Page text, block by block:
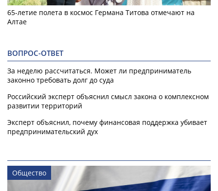
65-летие полета в космос Германа Титова отмечают на
Алтае
ВОПРОС-ОТВЕТ
За неделю рассчитаться. Может ли предприниматель
законно требовать долг до суда
Российский эксперт объяснил смысл закона о комплексном
развитии территорий
Эксперт объяснил, почему финансовая поддержка убивает
предпринимательский дух
Общество